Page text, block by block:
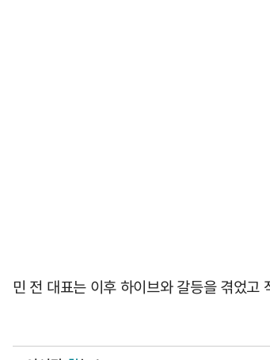
민 전 대표는 이후 하이브와 갈등을 겪었